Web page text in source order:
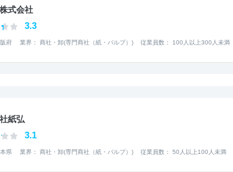
式会社
3.3
府 業界： 商社・卸(専門商社（紙・パルプ）) 従業員数： 100人以上300人未満
紙弘
3.1
県 業界： 商社・卸(専門商社（紙・パルプ）) 従業員数： 50人以上100人未満